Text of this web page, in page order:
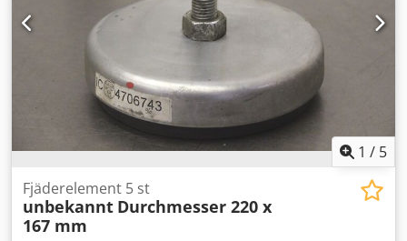
1 / 5
Fjäderelement 5 st
unbekannt Durchmesser 220 x
167 mm